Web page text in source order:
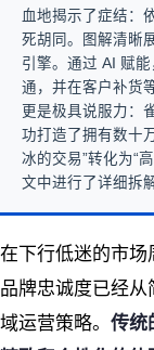
血地揭示了症结：
死胡同。图解清晰
引擎。通过 AI 赋能
通，并在客户补货
更是极具说服力：
功打造了拥有数十
冰的交易”转化为“
文中进行了详细拆解
在下行低迷的市场
品牌忠诚度已经
域运营策略。 传统